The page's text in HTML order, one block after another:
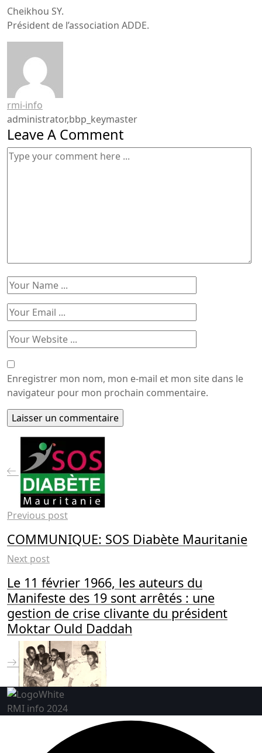
Cheikhou SY.
Président de l’association ADDE.
rmi-info
administrator,bbp_keymaster
Leave A Comment
Enregistrer mon nom, mon e-mail et mon site dans le
navigateur pour mon prochain commentaire.
Previous post
COMMUNIQUE: SOS Diabète Mauritanie
Next post
Le 11 février 1966, les auteurs du
Manifeste des 19 sont arrêtés : une
gestion de crise clivante du président
Moktar Ould Daddah
RMI info 2024